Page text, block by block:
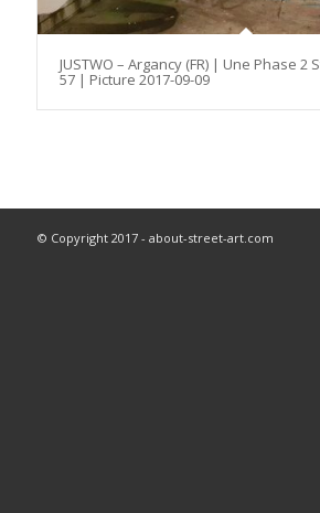
JUSTWO – Argancy (FR) | Une Phase 2
57 | Picture 2017-09-09
© Copyright 2017 - about-street-art.com